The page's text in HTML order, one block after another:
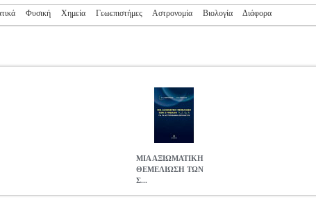
Φυσική Χημεία Γεωεπιστήμες Αστρονομία Βιολογία Διάφορα
ΜΙΑ ΑΞΙΩΜΑΤΙΚΗ
ΘΕΜΕΛΙΩΣΗ ΤΩΝ
Σ...